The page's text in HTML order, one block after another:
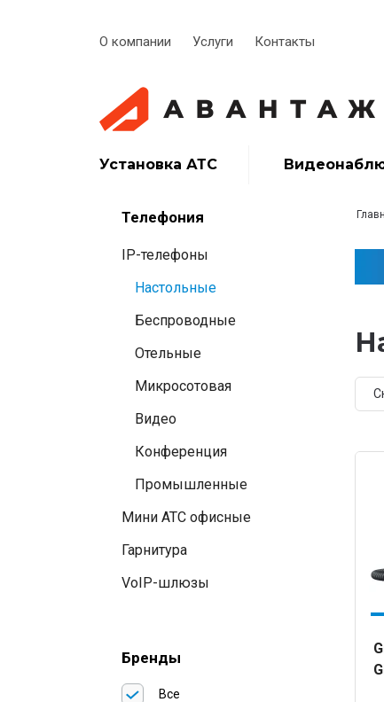
О компании Услуги Контакты
Установка АТС
Телефония
IP-телефоны
Настольные
Беспроводные
Отельные
Микросотовая
Видео
Конференция
Промышленные
Мини АТС офисные
Гарнитура
VoIP-шлюзы
Бренды
Все